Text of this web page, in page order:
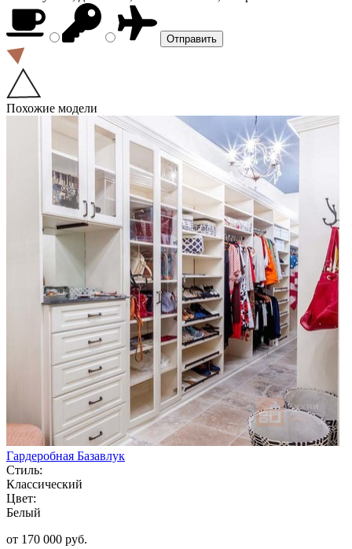
Похожие модели
Гардеробная Базавлук
Стиль:
Классический
Цвет:
Белый
от 170 000 руб.